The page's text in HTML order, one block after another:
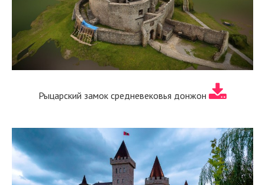
Рыцарский замок средневековья донжон